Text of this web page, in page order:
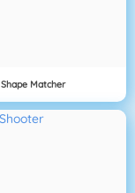
Shape Matcher